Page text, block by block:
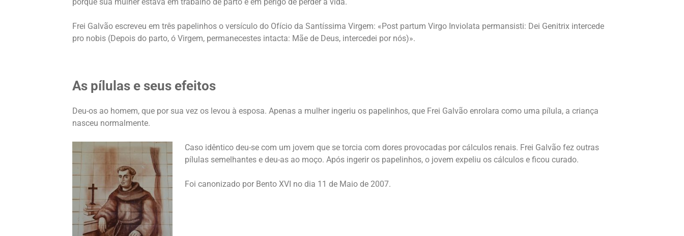
Frei Galvão escreveu em três papelinhos o versículo do Ofício da Santíssima Virgem: «Post partum Virgo Inviolata permansisti: Dei Genitrix intercede
pro nobis (Depois do parto, ó Virgem, permanecestes intacta: Mãe de Deus, intercedei por nós)».
As pílulas e seus efeitos
Deu-os ao homem, que por sua vez os levou à esposa. Apenas a mulher ingeriu os papelinhos, que Frei Galvão enrolara como uma pílula, a criança
nasceu normalmente.
Caso idêntico deu-se com um jovem que se torcia com dores provocadas por cálculos renais. Frei Galvão fez outras
pílulas semelhantes e deu-as ao moço. Após ingerir os papelinhos, o jovem expeliu os cálculos e ficou curado.
Foi canonizado por Bento XVI no dia 11 de Maio de 2007.